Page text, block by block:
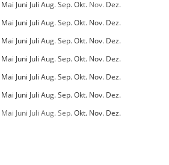
Mai Juni Juli Aug.Sep.Okt. Nov. Dez.
Mai Juni Juli Aug.Sep.Okt. Nov. Dez.
Mai Juni Juli Aug.Sep.Okt. Nov. Dez.
Mai Juni Juli Aug.Sep.Okt. Nov. Dez.
Mai Juni Juli Aug.Sep.Okt. Nov. Dez.
Mai Juni Juli Aug.Sep.Okt. Nov. Dez.
Mai Juni Juli Aug.Sep.Okt. Nov. Dez.